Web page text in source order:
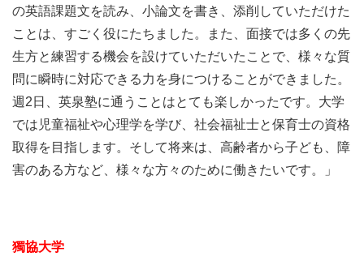
の英語課題文を読み、小論文を書き、添削していただけた
ことは、すごく役にたちました。また、面接では多くの先
生方と練習する機会を設けていただいたことで、様々な質
問に瞬時に対応できる力を身につけることができました。
週2日、英泉塾に通うことはとても楽しかったです。大学
では児童福祉や心理学を学び、社会福祉士と保育士の資格
取得を目指します。そして将来は、高齢者から子ども、障
害のある方など、様々な方々のために働きたいです。」
獨協大学